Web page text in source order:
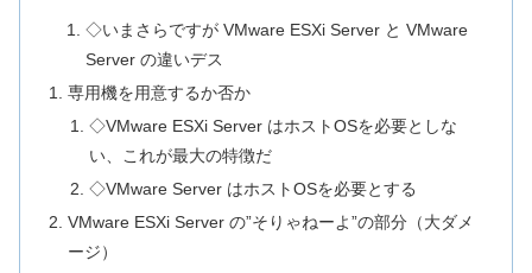
◇いまさらですが VMware ESXi Server と VMware
Server の違いデス
専用機を用意するか否か
◇VMware ESXi Server はホストOSを必要としな
い、これが最大の特徴だ
◇VMware Server はホストOSを必要とする
VMware ESXi Server の”そりゃねーよ”の部分（大ダメ
ージ）